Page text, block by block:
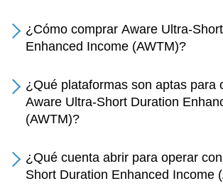
¿Cómo comprar Aware Ultra-
Enhanced Income (AWTM)?
¿Qué plataformas son aptas para
Aware Ultra-Short Duration
(AWTM)?
¿Qué cuenta abrir para operar
Short Duration Enhanced Income